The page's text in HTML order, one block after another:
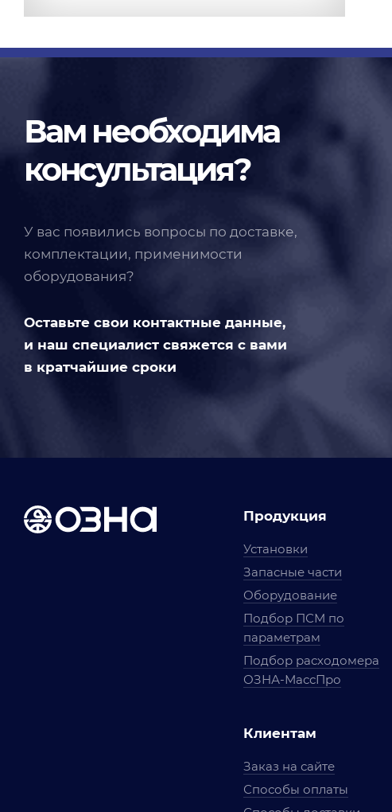
Вам необходима
консультация?
У вас появились вопросы по доставке,
комплектации, применимости
оборудования?
Оставьте свои контактные данные,
и наш специалист свяжется с вами
в кратчайшие сроки
Продукция
Установки
Запасные части
Оборудование
Подбор ПСМ по
параметрам
Подбор расходомера
ОЗНА-МассПро
Клиентам
Заказ на сайте
Способы оплаты